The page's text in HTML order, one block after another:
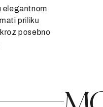
elegantnom
priliku
posebno